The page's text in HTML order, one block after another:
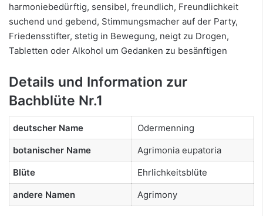
harmoniebedürftig, sensibel, freundlich, Freundlichkeit
suchend und gebend, Stimmungsmacher auf der Party,
Friedensstifter, stetig in Bewegung, neigt zu Drogen,
Tabletten oder Alkohol um Gedanken zu besänftigen
Details und Information zur
Bachblüte Nr.1
deutscher Name
Odermenning
botanischer Name
Agrimonia eupatoria
Blüte
Ehrlichkeitsblüte
andere Namen
Agrimony